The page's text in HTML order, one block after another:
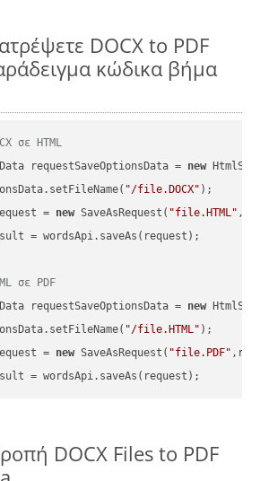
DOCX to PDF
κώδικα βήμα
σε HTML
requestSaveOptionsData = new
"/file.DOCX" );
= new SaveAsRequest( "file.HTML"
= wordsApi.saveAs(request);
σε PDF
requestSaveOptionsData = new
"/file.HTML" );
= new SaveAsRequest( "file.PDF"
DOCX Files to PDF